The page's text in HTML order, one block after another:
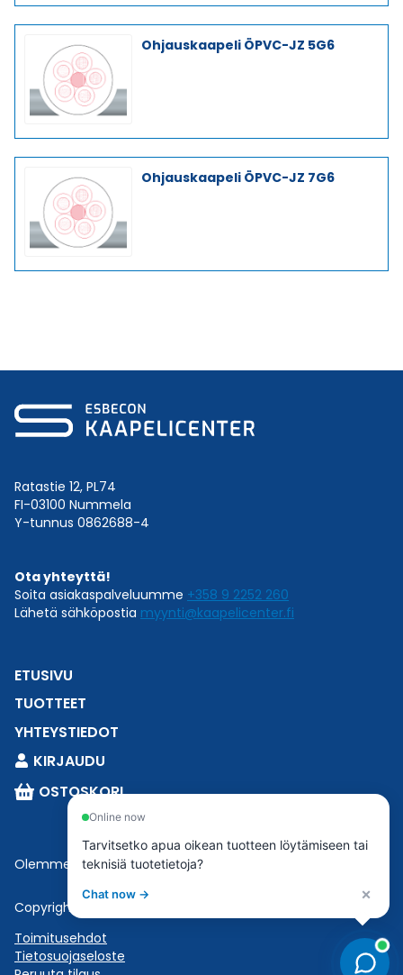
Ohjauskaapeli ÖPVC-JZ 5G6
Ohjauskaapeli ÖPVC-JZ 7G6
Ratastie 12, PL74
FI-03100 Nummela
Y-tunnus 0862688-4
Ota yhteyttä!
Soita asiakaspalveluumme +358 9 2252 260
Lähetä sähköpostia myynti@kaapelicenter.fi
ETUSIVU
TUOTTEET
YHTEYSTIEDOT
KIRJAUDU
OSTOSKORI
Olemme osaEsbeconia.
Copyright © 2023 Esbecon | All Rights Reserved
Toimitusehdot
Tietosuojaseloste
Online now
Tarvitsetko apua oikean tuotteen löytämiseen tai
teknisiä tuotetietoja?
Chat now → ×